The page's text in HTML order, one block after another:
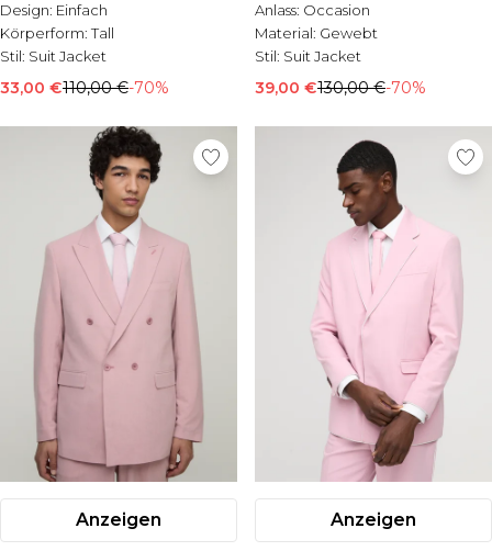
Design: Einfach
Körperform:Tall
Stil: Suit Jacket
33,00 €110,00 €-70%
Anlass: Occasion
Material: Gewebt
Stil: Suit Jacket
39,00 €130,00 €-70%
Anzeigen Anzeigen